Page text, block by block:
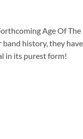
Age Of The
history, they
in its purest form!